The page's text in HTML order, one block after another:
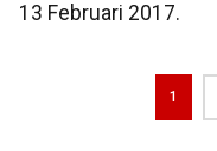
13 Februari 2017.
1